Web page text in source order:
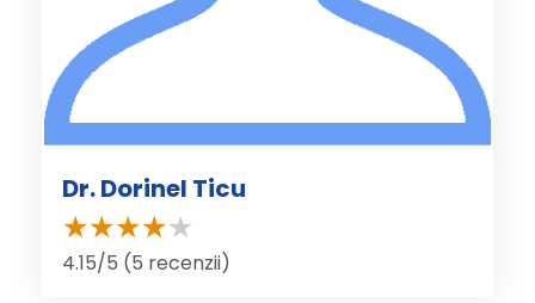
Dr. Dorinel Ticu
4.15/5 (5 recenzii)